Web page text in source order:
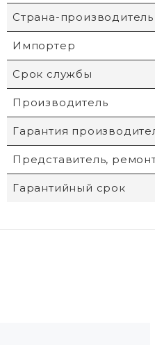
Страна-производитель
Импортер
Срок службы
Производитель
Гарантия
Представитель,
Гарантийный срок